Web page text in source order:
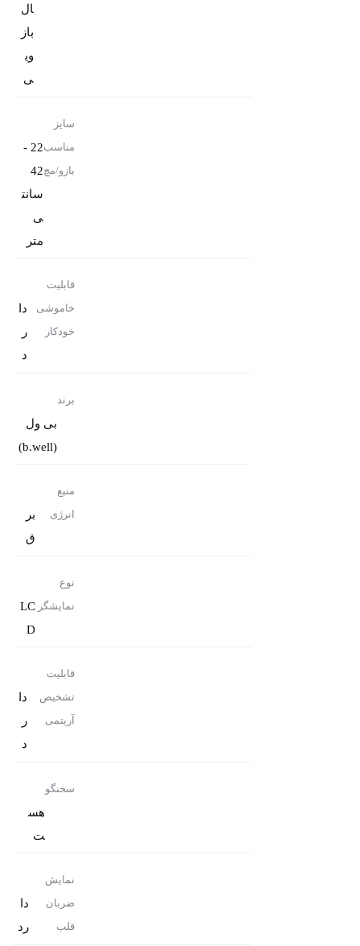
ال
باز
وی
ی
سایز
مناسب
بازو/مچ
22 -
42
سانت
ی
متر
قابلیت
خاموشی
خودکار
دا
ر
د
برند
بی ول
(b.well)
منبع
انرژی
بر
ق
نوع
نمایشگر LC
D
قابلیت
تشخیص
آریتمی
دا
ر
د
سخنگو
هس
ت
نمایش
ضربان
قلب
دا
رد